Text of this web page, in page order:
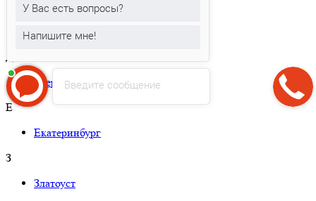
Грозный
Д
Дзержинск
Е
Екатеринбург
З
Златоуст
Введите сообщение
У Вас есть вопросы?
Напишите мне!